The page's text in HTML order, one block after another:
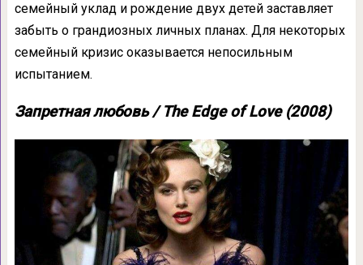
семейный уклад и рождение двух детей заставляет
забыть о грандиозных личных планах. Для некоторых
семейный кризис оказывается непосильным
испытанием.
Запретная любовь / The Edge of Love (2008)